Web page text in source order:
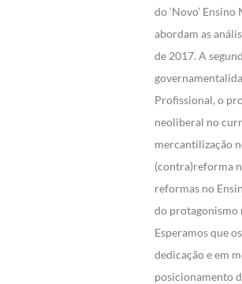
do ‘Novo’
abordam as
de 2017. A
Profissional, o
neoliberal no
mercantilização
(contra)reforma
reformas no
do protagonismo
Esperamos que
dedicação e em
posicionamento